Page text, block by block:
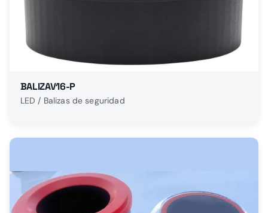
BALIZAV16-P
LED / Balizas de seguridad